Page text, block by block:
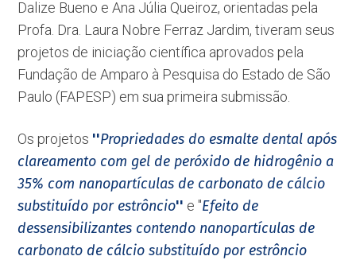
Dalize Bueno e Ana Júlia Queiroz, orientadas pela
Profa. Dra. Laura Nobre Ferraz Jardim, tiveram seus
projetos de iniciação científica aprovados pela
Fundação de Amparo à Pesquisa do Estado de São
Paulo (FAPESP) em sua primeira submissão.
Os projetos ''Propriedades do esmalte dental após
clareamento com gel de peróxido de hidrogênio a
35% com nanopartículas de carbonato de cálcio
substituído por estrôncio'' e ''Efeito de
dessensibilizantes contendo nanopartículas de
carbonato de cálcio substituído por estrôncio